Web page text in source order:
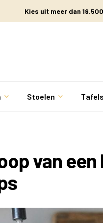
Kies uit meer dan
Stoelen Tafels
van